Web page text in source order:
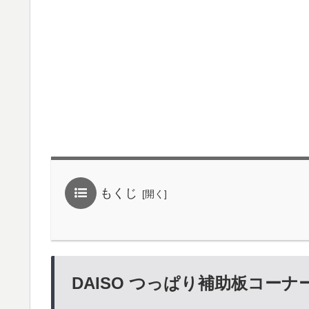
もくじ
DAISO つっぱり補助板コーナ